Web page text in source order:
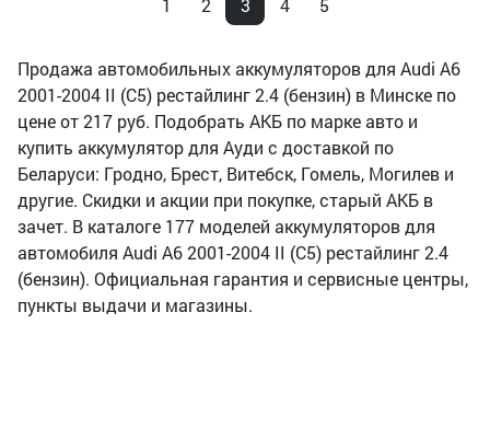
Продажа автомобильных аккумуляторов для Audi A6
2001-2004 II (C5) рестайлинг 2.4 (бензин) в Минске по
цене от 217 руб. Подобрать АКБ по марке авто и
купить аккумулятор для Ауди с доставкой по
Беларуси: Гродно, Брест, Витебск, Гомель, Могилев и
другие. Скидки и акции при покупке, старый АКБ в
зачет. В каталоге 177 моделей аккумуляторов для
автомобиля Audi A6 2001-2004 II (C5) рестайлинг 2.4
(бензин). Официальная гарантия и сервисные центры,
пункты выдачи и магазины.